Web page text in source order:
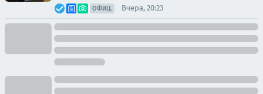
ОФИЦ. Вчера, 20:23